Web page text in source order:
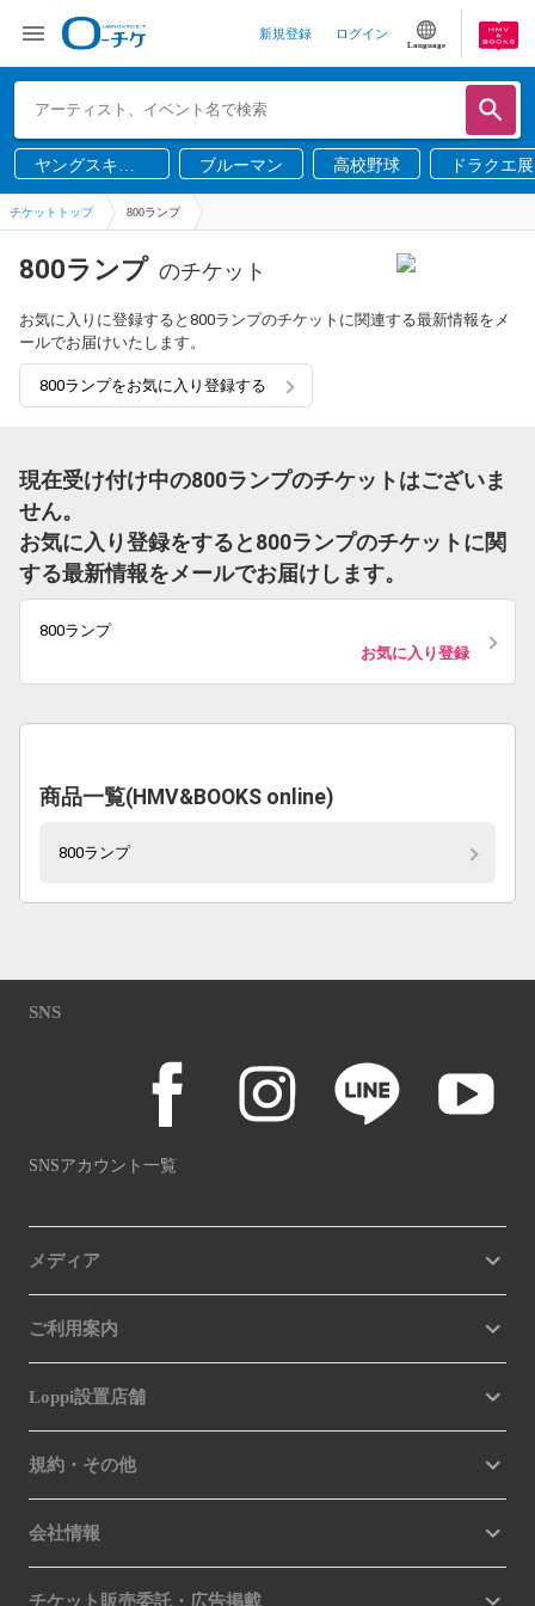
新規登録 ログイン
Language
ヤングスキニ
ー
ブルーマン 高校野球 ドラクエ展
チケットトップ 800ランプ
800ランプ のチケット
お気に入りに登録すると800ランプのチケットに関連する最新情報をメ
ールでお届けいたします。
800ランプをお気に入り登録する
現在受け付け中の800ランプのチケットはございま
せん。
お気に入り登録をすると800ランプのチケットに関
する最新情報をメールでお届けします。
800ランプ
お気に入り登録
商品一覧(HMV&BOOKS online)
800ランプ
SNS
SNSアカウント一覧
メディア
ご利用案内
Loppi設置店舗
規約・その他
会社情報
チケット販売委託・広告掲載